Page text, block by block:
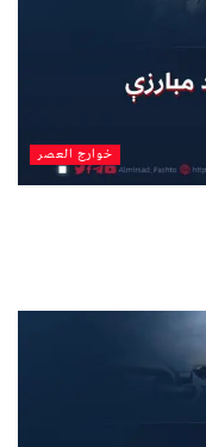
خوارج العصر